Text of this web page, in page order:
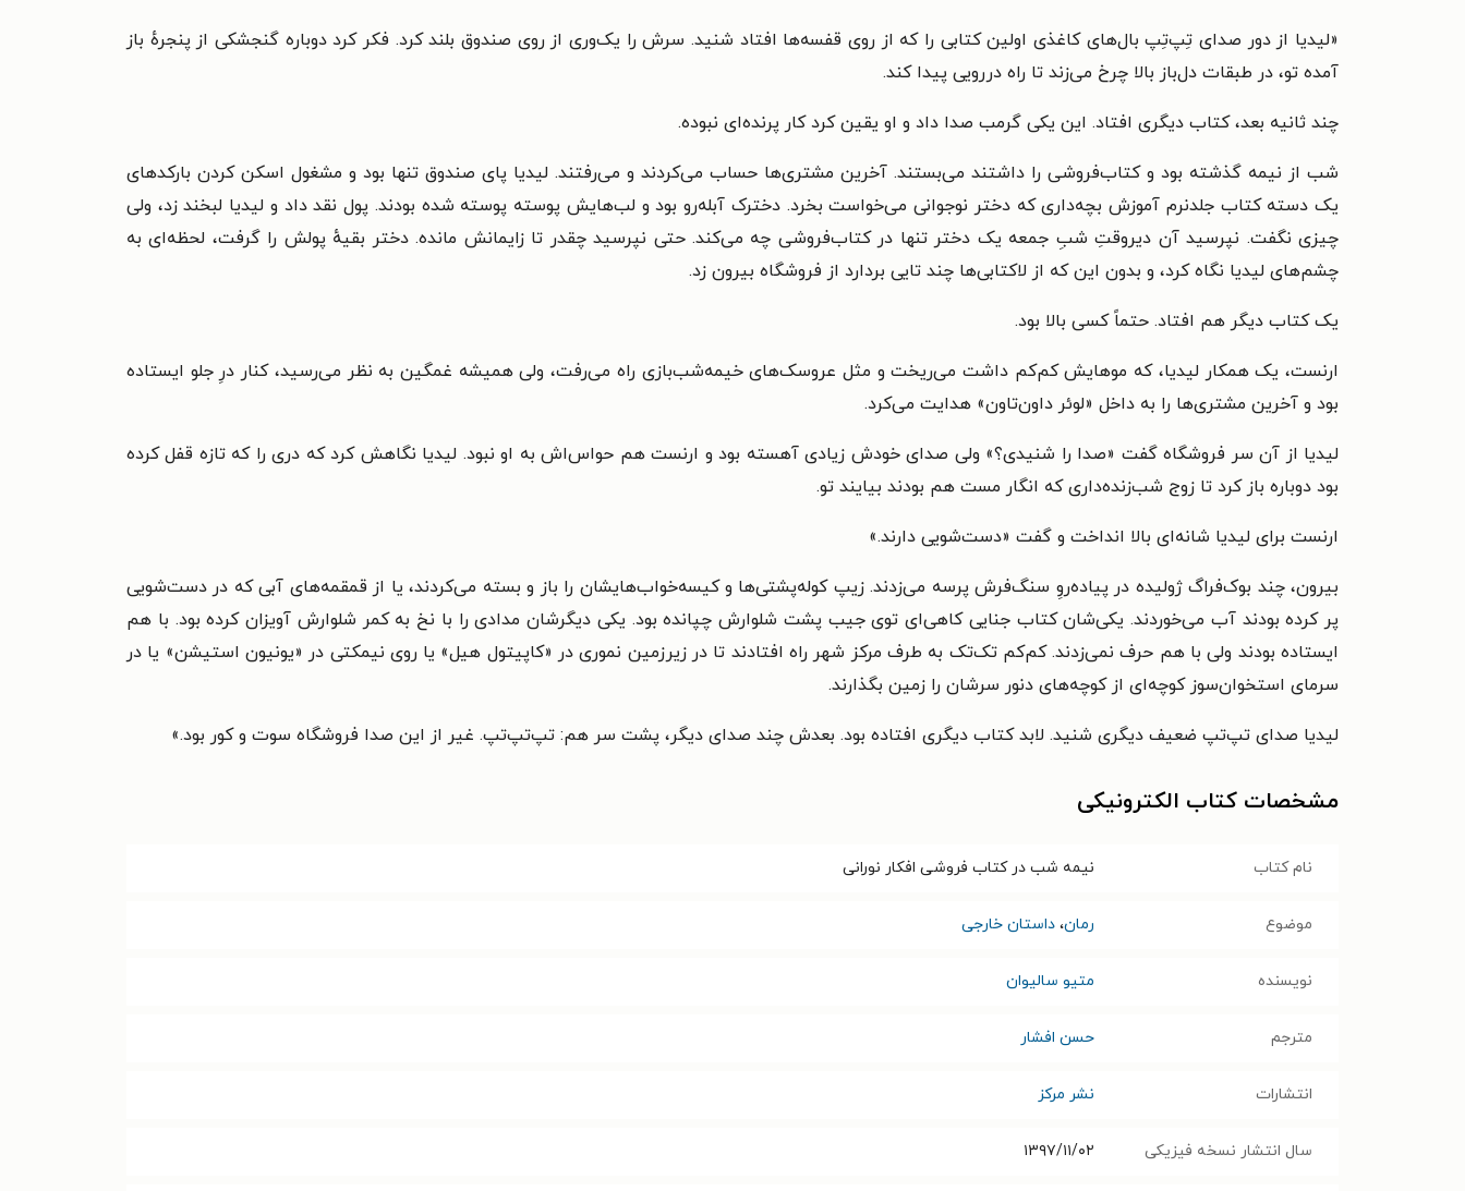
«لیدیا از دور صدای تِپ‌تِپ بال‌های کاغذی اولین کتابی را که از روی قفسه‌ها افتاد شنید. سرش را یک‌وری از روی صندوق بلند کرد. فکر کرد دوباره گنجشکی از پنجرهٔ باز
آمده تو، در طبقات دل‌باز بالا چرخ می‌زند تا راه دررویی پیدا کند.
چند ثانیه بعد، کتاب دیگری افتاد. این یکی گرمب صدا داد و او یقین کرد کار پرنده‌ای نبوده.
شب از نیمه گذشته بود و کتاب‌فروشی را داشتند می‌بستند. آخرین مشتری‌ها حساب می‌کردند و می‌رفتند. لیدیا پای صندوق تنها بود و مشغول اسکن کردن بارکدهای
یک دسته کتاب جلدنرم آموزش بچه‌داری که دختر نوجوانی می‌خواست بخرد. دخترک آبله‌رو بود و لب‌هایش پوسته پوسته شده بودند. پول نقد داد و لیدیا لبخند زد، ولی
چیزی نگفت. نپرسید آن دیروقتِ شبِ جمعه یک دختر تنها در کتاب‌فروشی چه می‌کند. حتی نپرسید چقدر تا زایمانش مانده. دختر بقیهٔ پولش را گرفت، لحظه‌ای به
چشم‌های لیدیا نگاه کرد، و بدون این که از لاکتابی‌ها چند تایی بردارد از فروشگاه بیرون زد.
یک کتاب دیگر هم افتاد. حتماً کسی بالا بود.
ارنست، یک همکار لیدیا، که موهایش کم‌کم داشت می‌ریخت و مثل عروسک‌های خیمه‌شب‌بازی راه می‌رفت، ولی همیشه غمگین به نظر می‌رسید، کنار درِ جلو ایستاده
بود و آخرین مشتری‌ها را به داخل «لوئر داون‌تاون» هدایت می‌کرد.
لیدیا از آن سر فروشگاه گفت «صدا را شنیدی؟» ولی صدای خودش زیادی آهسته بود و ارنست هم حواس‌اش به او نبود. لیدیا نگاهش کرد که دری را که تازه قفل کرده
بود دوباره باز کرد تا زوج شب‌زنده‌داری که انگار مست هم بودند بیایند تو.
ارنست برای لیدیا شانه‌ای بالا انداخت و گفت «دست‌شویی دارند.»
بیرون، چند بوک‌فراگ ژولیده در پیاده‌روِ سنگ‌فرش پرسه می‌زدند. زیپ کوله‌پشتی‌ها و کیسه‌خواب‌هایشان را باز و بسته می‌کردند، یا از قمقمه‌های آبی که در دست‌شویی
پر کرده بودند آب می‌خوردند. یکی‌شان کتاب جنایی کاهی‌ای توی جیب پشت شلوارش چپانده بود. یکی دیگرشان مدادی را با نخ به کمر شلوارش آویزان کرده بود. با هم
ایستاده بودند ولی با هم حرف نمی‌زدند. کم‌کم تک‌تک به طرف مرکز شهر راه افتادند تا در زیرزمین نموری در «کاپیتول هیل» یا روی نیمکتی در «یونیون استیشن» یا در
سرمای استخوان‌سوز کوچه‌ای از کوچه‌های دنور سرشان را زمین بگذارند.
لیدیا صدای تپ‌تپ ضعیف دیگری شنید. لابد کتاب دیگری افتاده بود. بعدش چند صدای دیگر، پشت سر هم: تپ‌تپ‌تپ. غیر از این صدا فروشگاه سوت و کور بود.»
مشخصات کتاب الکترونیکی
نام کتاب نیمه شب در کتاب فروشی افکار نورانی
موضوع رمان، داستان خارجی
نویسنده متیو سالیوان
مترجم حسن افشار
انتشارات نشر مرکز
سال انتشار نسخه فیزیکی ۱۳۹۷/۱۱/۰۲